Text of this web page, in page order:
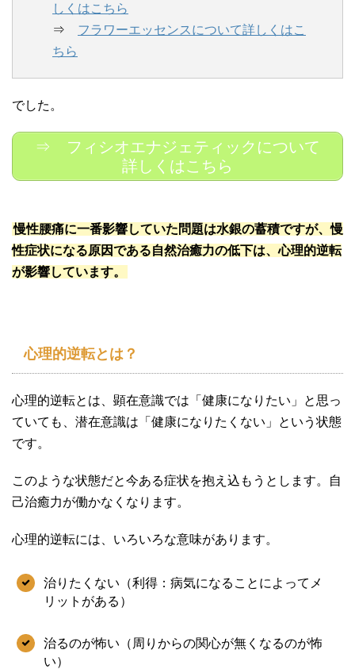
しくはこちら
⇒ フラワーエッセンスについて詳しくはこ
ちら
でした。
⇒ フィシオエナジェティックについて
詳しくはこちら
慢性腰痛に一番影響していた問題は水銀の蓄積ですが、慢
性症状になる原因である自然治癒力の低下は、心理的逆転
が影響しています。
心理的逆転とは？
心理的逆転とは、顕在意識では「健康になりたい」と思っ
ていても、潜在意識は「健康になりたくない」という状態
です。
このような状態だと今ある症状を抱え込もうとします。自
己治癒力が働かなくなります。
心理的逆転には、いろいろな意味があります。
治りたくない（利得：病気になることによってメ
リットがある）
治るのが怖い（周りからの関心が無くなるのが怖
い）